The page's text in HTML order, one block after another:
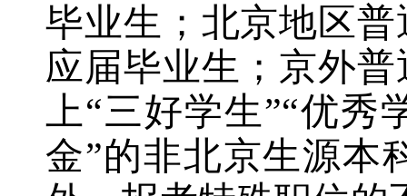
毕业生；北京地区
应届毕业生；京外
上“三好学生”“优
金”的非北京生源本